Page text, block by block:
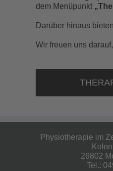
dem Menüpunkt
Darüber hinaus
Wir freuen uns
Physiotherapie im
26802
Tel.: